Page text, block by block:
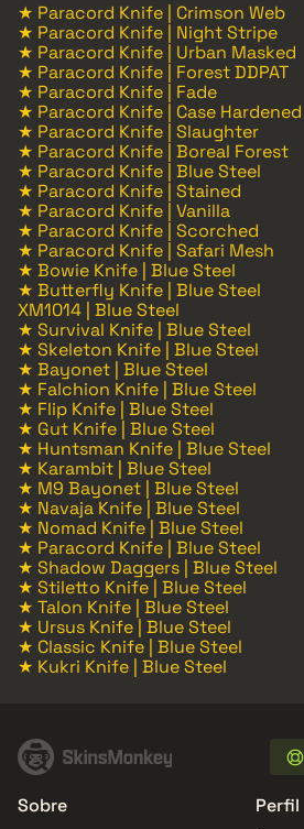
★ Paracord Knife | Crimson Web
★ Paracord Knife | Night Stripe
★ Paracord Knife | Urban Masked
★ Paracord Knife | Forest DDPAT
★ Paracord Knife | Fade
★ Paracord Knife | Case Hardened
★ Paracord Knife | Slaughter
★ Paracord Knife | Boreal Forest
★ Paracord Knife | Blue Steel
★ Paracord Knife | Stained
★ Paracord Knife | Vanilla
★ Paracord Knife | Scorched
★ Paracord Knife | Safari Mesh
★ Bowie Knife | Blue Steel
★ Butterfly Knife | Blue Steel
XM1014 | Blue Steel
★ Survival Knife | Blue Steel
★ Skeleton Knife | Blue Steel
★ Bayonet | Blue Steel
★ Falchion Knife | Blue Steel
★ Flip Knife | Blue Steel
★ Gut Knife | Blue Steel
★ Huntsman Knife | Blue Steel
★ Karambit | Blue Steel
★ M9 Bayonet | Blue Steel
★ Navaja Knife | Blue Steel
★ Nomad Knife | Blue Steel
★ Paracord Knife | Blue Steel
★ Shadow Daggers | Blue Steel
★ Stiletto Knife | Blue Steel
★ Talon Knife | Blue Steel
★ Ursus Knife | Blue Steel
★ Classic Knife | Blue Steel
★ Kukri Knife | Blue Steel
Sobre
Perfil